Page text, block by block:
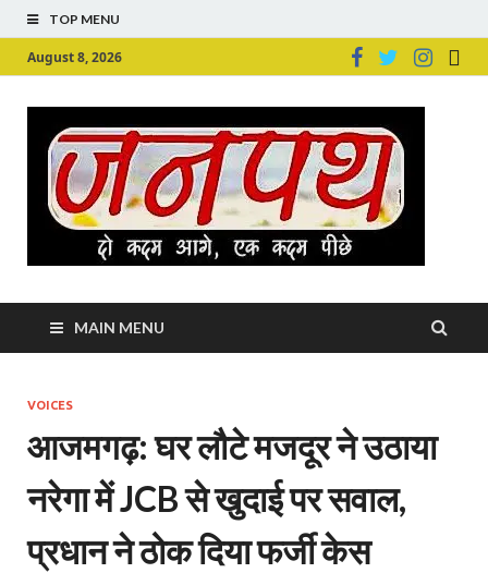
TOP MENU
August 8, 2026
MAIN MENU
VOICES
आजमगढ़: घर लौटे मजदूर ने उठाया
नरेगा में JCB से खुदाई पर सवाल,
प्रधान ने ठोक दिया फर्जी केस